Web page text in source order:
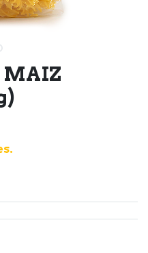
MAIZ